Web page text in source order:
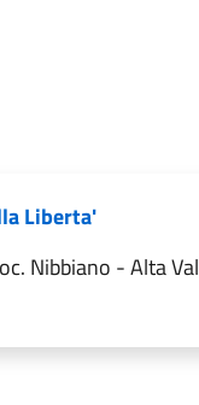
Liberta'
Nibbiano - Alta Val